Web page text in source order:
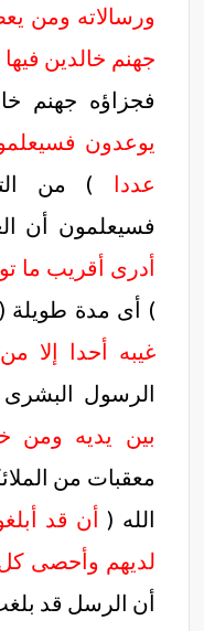
ورسالاته ومن
جهنم خالدين فيها
فجزاؤه جهنم
يوعدون
عددا ) من
فسيعلمون أن
أدرى أقريب ما
) أى مدة طويلة (
غيبه أحدا
الرسول
بين يديه ومن
معقبات من
الله ( أن قد
لديهم وأحصى
أن الرسل قد